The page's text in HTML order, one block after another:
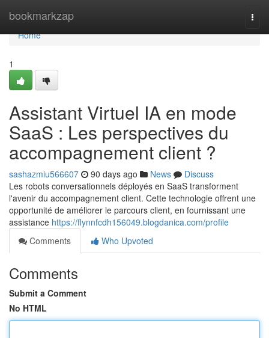
bookmarkzap
Home
Home
1
Assistant Virtuel IA en mode
SaaS : Les perspectives du
accompagnement client ?
sashazmiu566607 90 days ago News
Discuss
Les robots conversationnels déployés en SaaS transforment
l'avenir du accompagnement client. Cette technologie offrent une
opportunité de améliorer le parcours client, en fournissant une
assistance https://flynnfcdh156049.blogdanica.com/profile
Comments
Who Upvoted
Comments
Submit a Comment
No HTML